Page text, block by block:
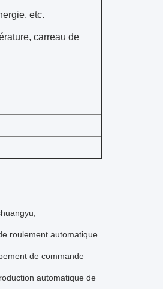
etc.
carreau de
roulement automatique
de commande
automatique de